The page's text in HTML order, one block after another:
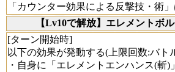
「カウンター効果による反撃技・術
【Lv10で解放】エレメントボ
[ターン開始時]
以下の効果が発動する(上限回数:バト
・自身に「エレメントエンハンス(斬